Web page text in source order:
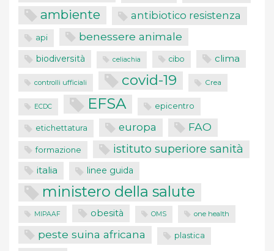
ambiente antibiotico resistenza
api benessere animale
biodiversità celiachia cibo clima
controlli ufficiali covid-19 Crea
ECDC EFSA epicentro
etichettatura europa FAO
formazione istituto superiore sanità
italia linee guida
ministero della salute
MIPAAF obesità OMS one health
peste suina africana plastica